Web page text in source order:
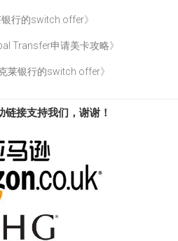
行的switch offer》
Transfer申请美卡攻略》
莱银行的switch offer》
链接支持我们，谢谢！